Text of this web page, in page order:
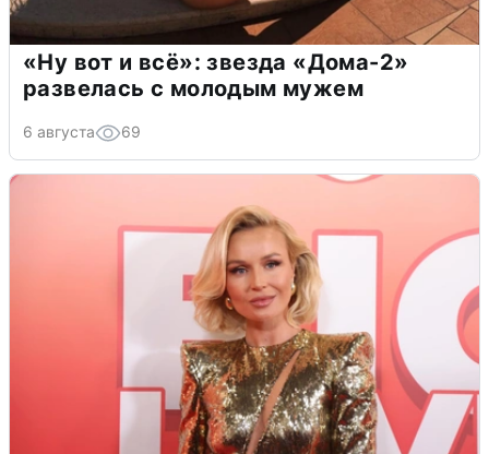
«Ну вот и всё»: звезда «Дома-2»
развелась с молодым мужем
6 августа 69